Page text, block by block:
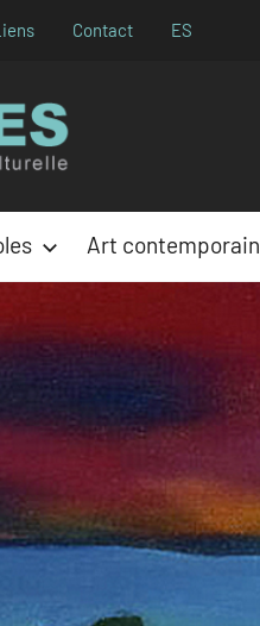
Contact ES
Art contemporain